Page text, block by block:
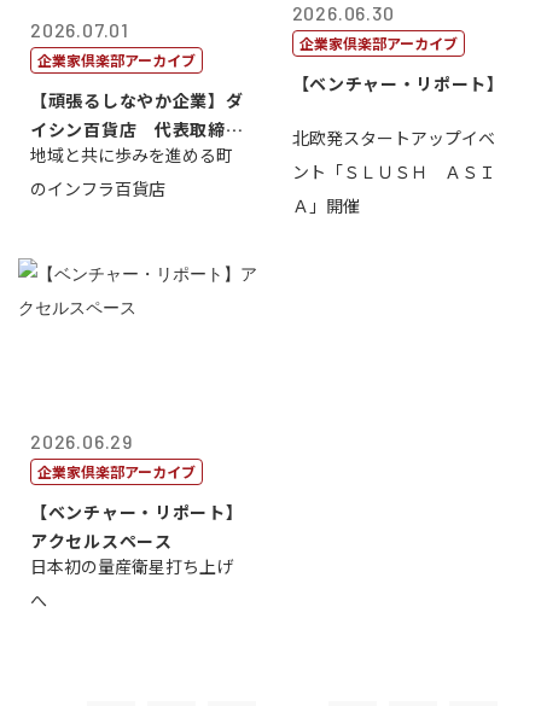
2026.07.01
企業家倶楽部アーカイブ
【頑張るしなやか企業】ダ
イシン百貨店 代表取締役
社長 西山 ...
地域と共に歩みを進める町
のインフラ百貨店
2026.06.30
企業家倶楽部アーカイブ
【ベンチャー・リポート】
北欧発スタートアップイベ
ント「ＳＬＵＳＨ ＡＳＩ
Ａ」開催
2026.06.29
企業家倶楽部アーカイブ
【ベンチャー・リポート】
アクセルスペース
日本初の量産衛星打ち上げ
へ